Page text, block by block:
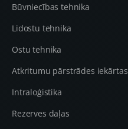
Būvniecības tehnika
Lidostu tehnika
Ostu tehnika
Atkritumu pārstrādes iekārtas
Intraloģistika
Rezerves daļas